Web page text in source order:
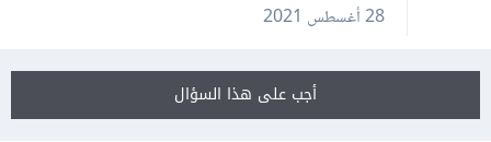
28 أغسطس 2021
أجب على هذا السؤال